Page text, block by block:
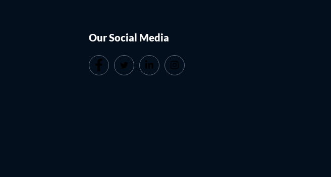
Our Social Media